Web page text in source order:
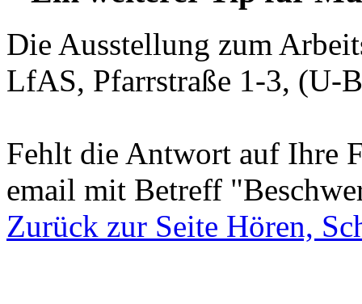
Die Ausstellung zum
LfAS, Pfarrstraße 1-3, (U-
Fehlt die Antwort auf Ihre
email mit Betreff
Zurück zur Seite Hören,